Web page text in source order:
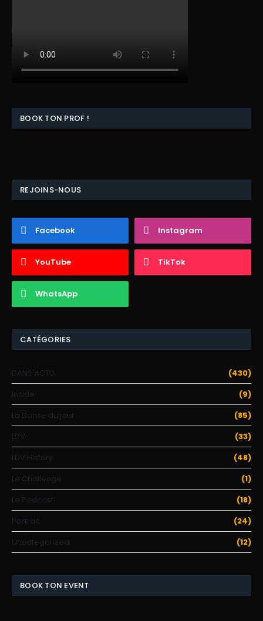
BOOK TON PROF !
REJOINS-NOUS
Facebook Instagram
YouTube TikTok
WhatsApp
CATÉGORIES
DANS'ACTU
(430)
Inside
(9)
La Danse du jour
(85)
LDV
(33)
LDV History
(48)
Le Challenge
(1)
Le Podcast
(18)
Portrait
(24)
Uncategorized
(12)
BOOK TON EVENT